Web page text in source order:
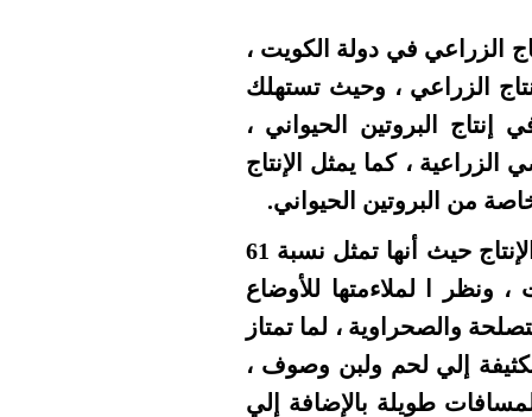
الزراعي في دولة الكويت ،
الإنتاج الزراعي ، وحيث تستهلك
إنتاج البروتين الحيواني ،
الزراعية ، كما يمثل الإنتاج
من البروتين الحيواني.
وتحتل الأغنام والماعز مرتبة متقدمة من هذا الإنتاج حيث أنها تمثل نسبة 61
ونظر ا لملاءمتها للأوضاع
والصحراوية ، لما تمتاز
إلي لحم ولبن وصوف ،
طويلة بالإضافة إلي